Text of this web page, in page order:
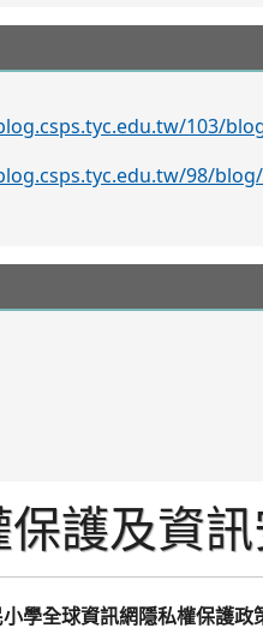
保護及資
學全球資訊網隱私權保護政